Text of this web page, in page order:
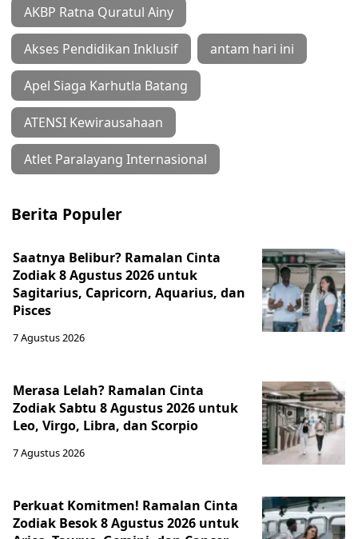
AKBP Ratna Quratul Ainy
Akses Pendidikan Inklusif antam hari ini
Apel Siaga Karhutla Batang
ATENSI Kewirausahaan
Atlet Paralayang Internasional
Berita Populer
Saatnya Belibur? Ramalan Cinta
Zodiak 8 Agustus 2026 untuk
Sagitarius, Capricorn, Aquarius, dan
Pisces
7 Agustus 2026
Merasa Lelah? Ramalan Cinta
Zodiak Sabtu 8 Agustus 2026 untuk
Leo, Virgo, Libra, dan Scorpio
7 Agustus 2026
Perkuat Komitmen! Ramalan Cinta
Zodiak Besok 8 Agustus 2026 untuk